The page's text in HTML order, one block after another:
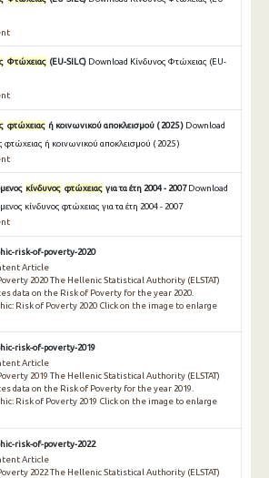
Φτώχειας (EU-SILC) Download Κίνδυνος Φτώχειας (EU-
φτώχειας ή κοινωνικού αποκλεισμού ( 2025 ) Download
φτώχειας ή κοινωνικού αποκλεισμού ( 2025 )
κίνδυνος φτώχειας για τα έτη 2004 - 2007 Download
κίνδυνος φτώχειας για τα έτη 2004 - 2007
risk-of-poverty-2020
Article
2020 The Hellenic Statistical Authority (ELSTAT)
data on the Risk of Poverty for the year 2020.
Risk of Poverty 2020 Click on the image to enlarge
risk-of-poverty-2019
Article
2019 The Hellenic Statistical Authority (ELSTAT)
data on the Risk of Poverty for the year 2019.
Risk of Poverty 2019 Click on the image to enlarge
risk-of-poverty-2022
Article
2022 The Hellenic Statistical Authority (ELSTAT)